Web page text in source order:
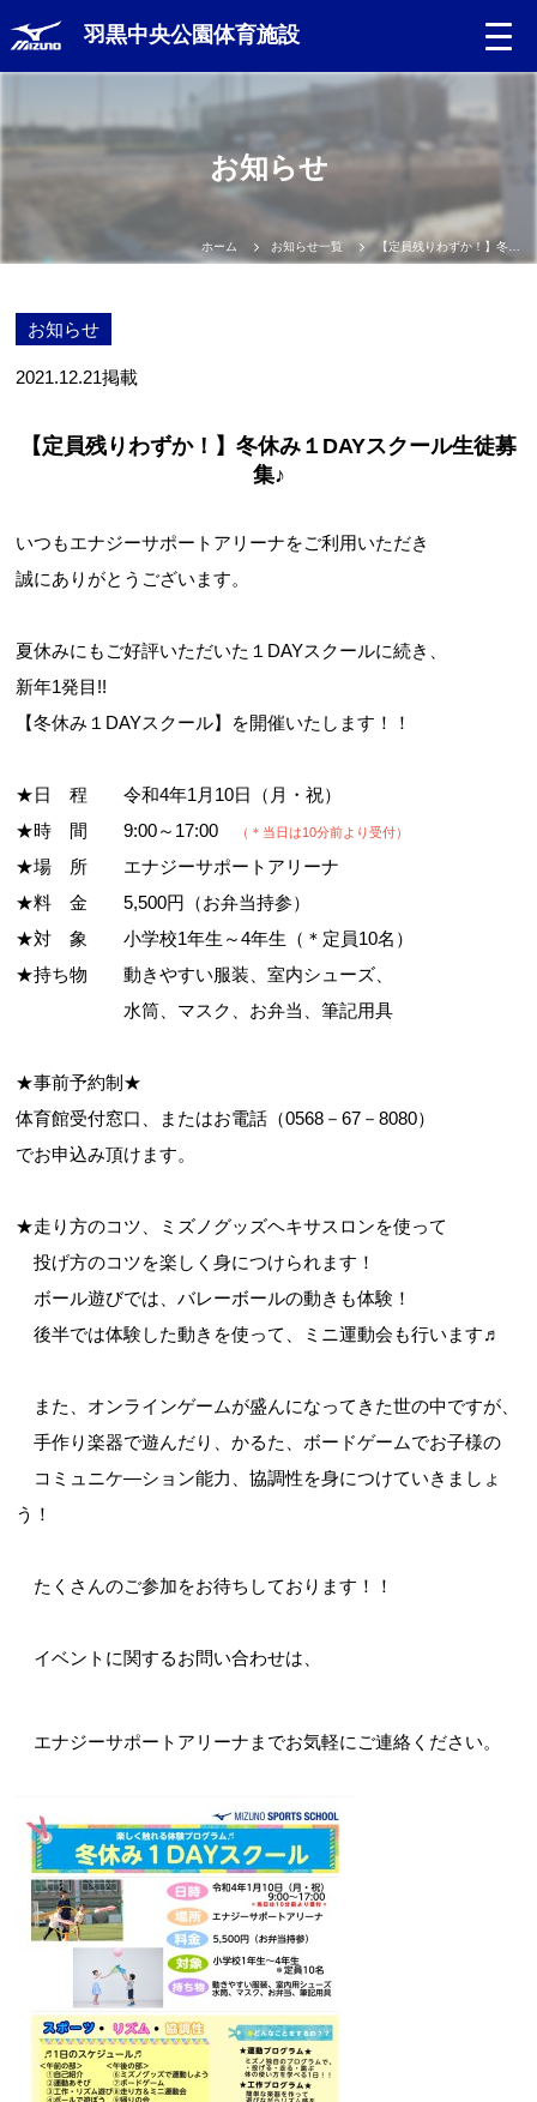
羽黒中央公園体育施設
お知らせ
ホーム お知らせ一覧 【定員残りわずか！】冬休み１DAYスクール生徒募集♪
お知らせ
2021.12.21掲載
【定員残りわずか！】冬休み１DAYスクール生徒募
集♪
いつもエナジーサポートアリーナをご利用いただき
誠にありがとうございます。
夏休みにもご好評いただいた１DAYスクールに続き、
新年1発目!!
【冬休み１DAYスクール】を開催いたします！！
★日 程 令和4年1月10日（月・祝）
★時 間 9:00～17:00
（＊当日は10分前より受付）
★場 所 エナジーサポートアリーナ
★料 金 5,500円（お弁当持参）
★対 象 小学校1年生～4年生（＊定員10名）
★持ち物 動きやすい服装、室内シューズ、
水筒、マスク、お弁当、筆記用具
★事前予約制★
体育館受付窓口、またはお電話（0568－67－8080）
でお申込み頂けます。
★走り方のコツ、ミズノグッズヘキサスロンを使って
投げ方のコツを楽しく身につけられます！
ボール遊びでは、バレーボールの動きも体験！
後半では体験した動きを使って、ミニ運動会も行います♬
また、オンラインゲームが盛んになってきた世の中ですが、
手作り楽器で遊んだり、かるた、ボードゲームでお子様の
コミュニケ―ション能力、協調性を身につけていきましょ
う！
たくさんのご参加をお待ちしております！！
イベントに関するお問い合わせは、
エナジーサポートアリーナまでお気軽にご連絡ください。